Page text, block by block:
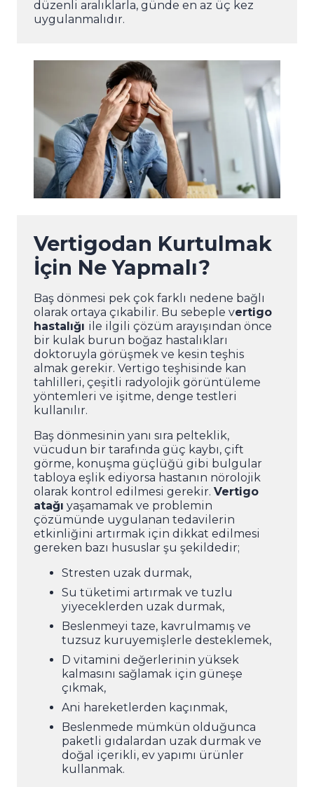
düzenli aralıklarla, günde en az üç kez
uygulanmalıdır.
Vertigodan Kurtulmak
İçin Ne Yapmalı?
Baş dönmesi pek çok farklı nedene bağlı
olarak ortaya çıkabilir. Bu sebeple vertigo
hastalığı ile ilgili çözüm arayışından önce
bir kulak burun boğaz hastalıkları
doktoruyla görüşmek ve kesin teşhis
almak gerekir. Vertigo teşhisinde kan
tahlilleri, çeşitli radyolojik görüntüleme
yöntemleri ve işitme, denge testleri
kullanılır.
Baş dönmesinin yanı sıra pelteklik,
vücudun bir tarafında güç kaybı, çift
görme, konuşma güçlüğü gibi bulgular
tabloya eşlik ediyorsa hastanın nörolojik
olarak kontrol edilmesi gerekir. Vertigo
atağı yaşamamak ve problemin
çözümünde uygulanan tedavilerin
etkinliğini artırmak için dikkat edilmesi
gereken bazı hususlar şu şekildedir;
Stresten uzak durmak,
Su tüketimi artırmak ve tuzlu
yiyeceklerden uzak durmak,
Beslenmeyi taze, kavrulmamış ve
tuzsuz kuruyemişlerle desteklemek,
D vitamini değerlerinin yüksek
kalmasını sağlamak için güneşe
çıkmak,
Ani hareketlerden kaçınmak,
Beslenmede mümkün olduğunca
paketli gıdalardan uzak durmak ve
doğal içerikli, ev yapımı ürünler
kullanmak.